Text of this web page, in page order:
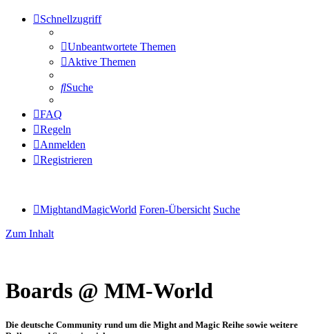
Schnellzugriff
Unbeantwortete Themen
Aktive Themen
Suche
FAQ
Regeln
Anmelden
Registrieren
MightandMagicWorld Foren-Übersicht Suche
Zum Inhalt
Boards @ MM-World
Die deutsche Community rund um die Might and Magic Reihe sowie weitere